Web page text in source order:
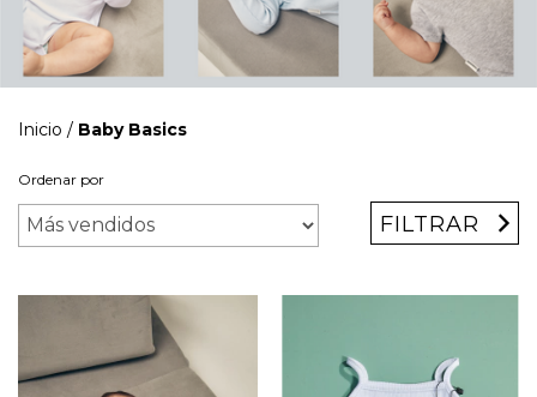
Inicio / Baby Basics
Ordenar por
FILTRAR